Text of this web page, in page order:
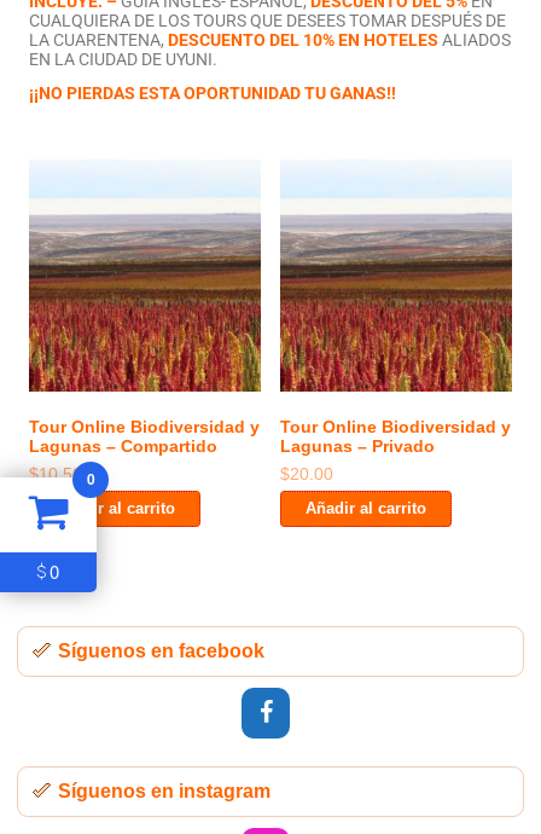
CUALQUIERA DE LOS TOURS QUE DESEES TOMAR DESPUÉS DE
LA CUARENTENA,DESCUENTO DEL 10% EN HOTELES ALIADOS
EN LA CIUDAD DE UYUNI.
¡¡NO PIERDAS ESTA OPORTUNIDAD TU GANAS!!
Tour Online Biodiversidad y
Lagunas – Compartido
$10.50
Añadir al carrito
Tour Online Biodiversidad y
Lagunas – Privado
$20.00
Añadir al carrito
Síguenos en facebook
Síguenos en instagram
0
$0